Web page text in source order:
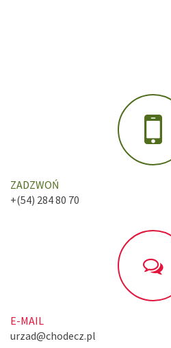
ZADZWOŃ
+(54) 284 80 70
E-MAIL
urzad@chodecz.pl